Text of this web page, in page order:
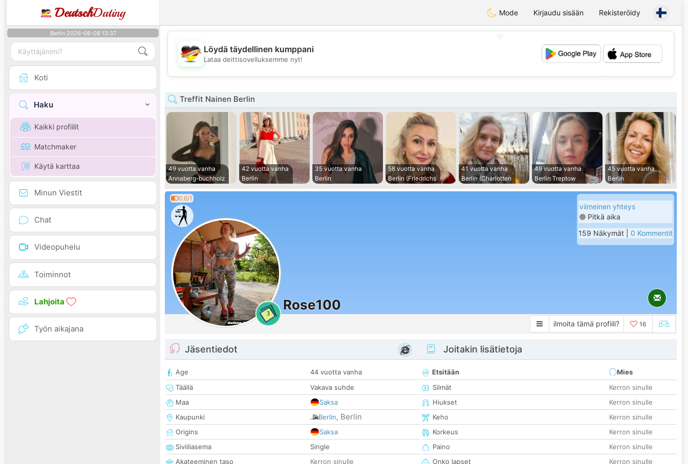
DeutschDating Mode Kirjaudu sisään Rekisteröidy
Berlin 2026-08-08 13:37
Koti
Haku
Kaikki profiilit
Matchmaker
Käytä karttaa
Minun Viestit
Chat
Videopuhelu
Toiminnot
Lahjoita
Työn aikajana
💕
Löydä täydellinen kumppani
Lataa deittisovelluksemme nyt!
Treffit Nainen Berlin
49 vuotta vanha
Annaberg-buchholz
42 vuotta vanha
Berlin
35 vuotta vanha
Berlin
58 vuotta vanha
Berlin (Friedrichs
41 vuotta vanha
Berlin (Charlotten
49 vuotta vanha
Berlin Treptow
45 vuotta vanha
Berlin
0.6/1
3
Rose100
viimeinen yhteys
Pitkä aika
159 Näkymät | 0 Kommentit
ilmoita tämä profiili? 16
Jäsentiedot
Age
44 vuotta vanha
Täällä
Vakava suhde
Maa
Saksa
Kaupunki
Berlin, Berlin
Origins
Saksa
Siviiliasema
Single
Akateeminen taso
Kerron sinulle
Joitakin lisätietoja
Etsitään
Mies
Silmät
Kerron sinulle
Hiukset
Kerron sinulle
Keho
Kerron sinulle
Korkeus
Kerron sinulle
Paino
Kerron sinulle
Onko lapset
Kerron sinulle